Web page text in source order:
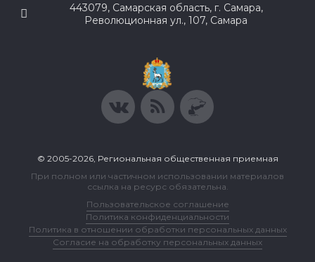
443079, Самарская область, г. Самара,
Революционная ул., 107, Самара
© 2005-2026, Региональная общественная приемная
При полном или частичном использовании материалов
ссылка на ресурс обязательна.
Пользовательское соглашение
Политика конфиденциальности
Политика в отношении обработки персональных данных
Согласие на обработку персональных данных